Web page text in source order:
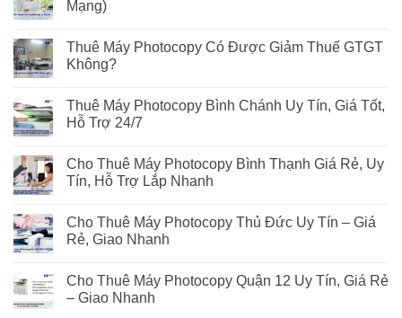
Mạng)
Thuê Máy Photocopy Có Được Giảm Thuế GTGT
Không?
Thuê Máy Photocopy Bình Chánh Uy Tín, Giá Tốt,
Hỗ Trợ 24/7
Cho Thuê Máy Photocopy Bình Thạnh Giá Rẻ, Uy
Tín, Hỗ Trợ Lắp Nhanh
Cho Thuê Máy Photocopy Thủ Đức Uy Tín – Giá
Rẻ, Giao Nhanh
Cho Thuê Máy Photocopy Quận 12 Uy Tín, Giá Rẻ
– Giao Nhanh